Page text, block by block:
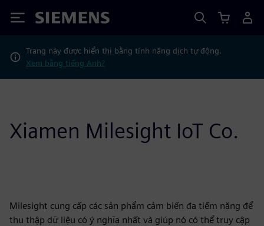
Siemens
Trang này được hiển thị bằng tính năng dịch tự động.
Xem bằng tiếng Anh?
Xiamen Milesight IoT Co.
Milesight cung cấp các sản phẩm cảm biến đa tiềm năng để
thu thập dữ liệu có ý nghĩa nhất và giúp nó có thể truy cập